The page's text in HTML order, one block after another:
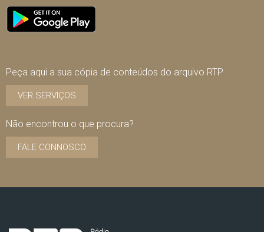
Peça aqui a sua cópia de conteúdos do arquivo RTP
VER SERVIÇOS
Não encontrou o que procura?
FALE CONNOSCO